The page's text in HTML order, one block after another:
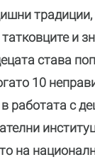
и
става
10
работата с
на